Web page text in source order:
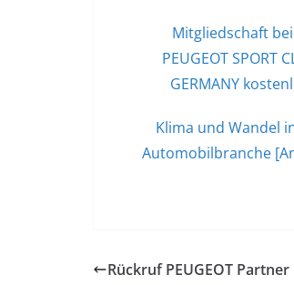
Mitgliedschaft
PEUGEOT SPORT
GERMANY
Klima und Wandel
Automobilbranche
Rückruf PEUGEOT